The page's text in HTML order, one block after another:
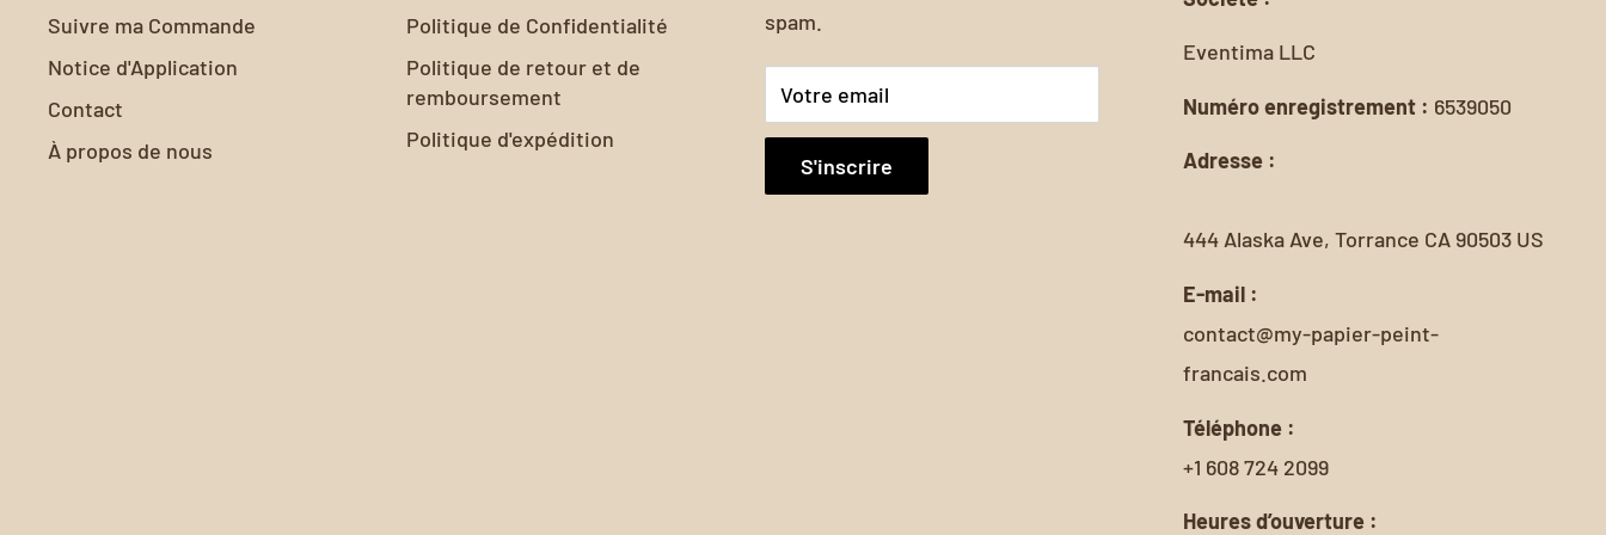
apaisant et propice à la relaxation et au bien-être.
Suivre ma Commande
Notice d'Application
Contact
À propos de nous
Politique de Confidentialité
Politique de retour et de
remboursement
Politique d'expédition
spam.
Votre email
S'inscrire
Eventima LLC
Numéro enregistrement : 6539050
Adresse :
444 Alaska Ave, Torrance CA 90503 US
E-mail :
contact@my-papier-peint-
francais.com
Téléphone :
+1 608 724 2099
Heures d’ouverture :